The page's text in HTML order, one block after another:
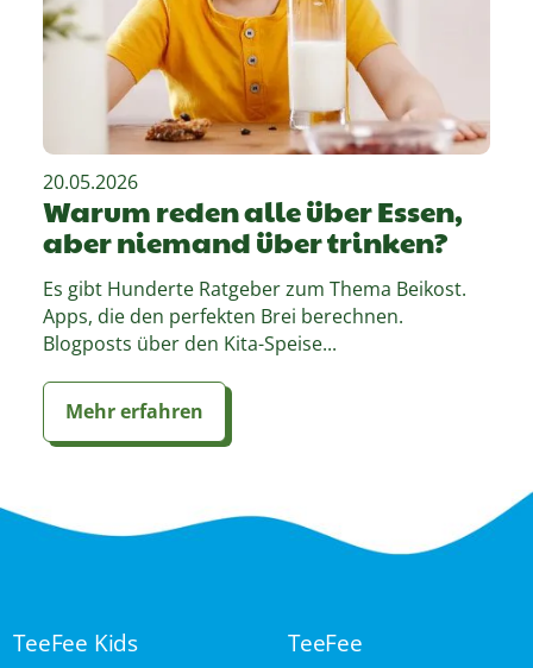
20.05.2026
Warum reden alle über Essen,
aber niemand über trinken?
Es gibt Hunderte Ratgeber zum Thema Beikost.
Apps, die den perfekten Brei berechnen.
Blogposts über den Kita-Speise...
Mehr erfahren
TeeFee Kids TeeFee